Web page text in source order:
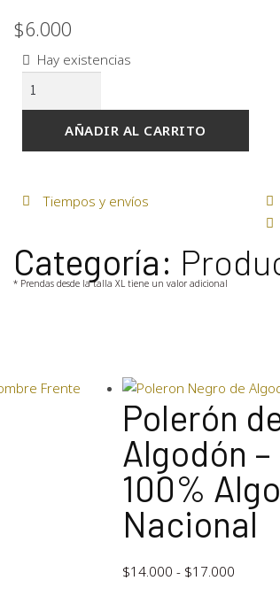
$6.000
Hay existencias
AÑADIR AL CARRITO
Tiempos y envíos
Categoría:
* Prendas desde la talla XL tiene un valor adicional
Polerón
Algodón
100%
Nacional
$14.000 - $17.000